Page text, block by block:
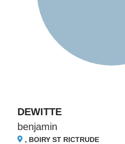
DEWITTE
benjamin
, BOIRY ST RICTRUDE